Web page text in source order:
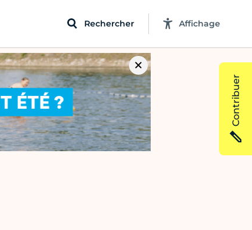
Rechercher Affichage
Contribuer